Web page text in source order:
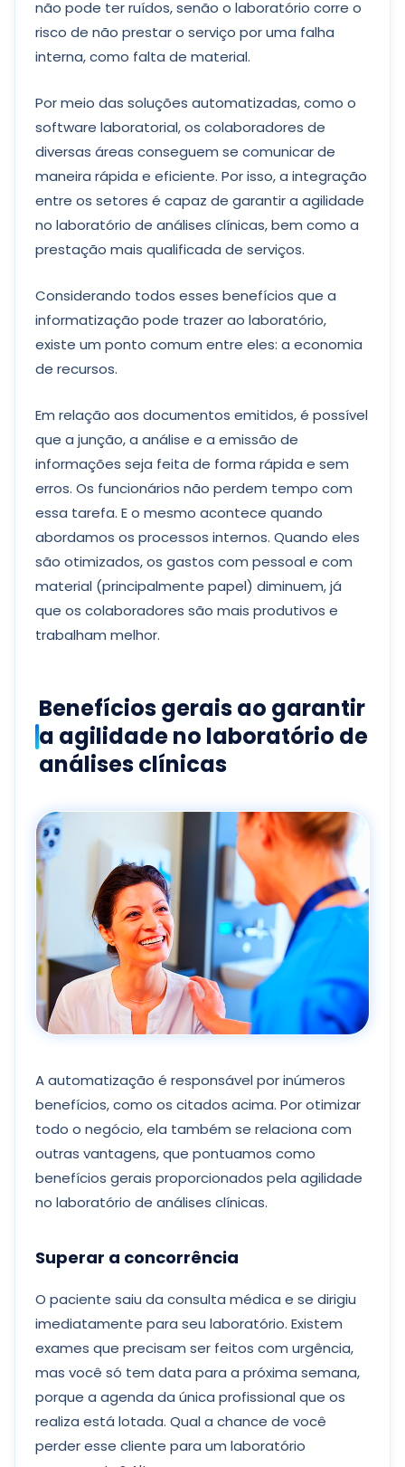
não pode ter ruídos, senão o laboratório corre o
risco de não prestar o serviço por uma falha
interna, como falta de material.
Por meio das soluções automatizadas, como o
software laboratorial, os colaboradores de
diversas áreas conseguem se comunicar de
maneira rápida e eficiente. Por isso, a integração
entre os setores é capaz de garantir a agilidade
no laboratório de análises clínicas, bem como a
prestação mais qualificada de serviços.
Considerando todos esses benefícios que a
informatização pode trazer ao laboratório,
existe um ponto comum entre eles: a economia
de recursos.
Em relação aos documentos emitidos, é possível
que a junção, a análise e a emissão de
informações seja feita de forma rápida e sem
erros. Os funcionários não perdem tempo com
essa tarefa. E o mesmo acontece quando
abordamos os processos internos. Quando eles
são otimizados, os gastos com pessoal e com
material (principalmente papel) diminuem, já
que os colaboradores são mais produtivos e
trabalham melhor.
Benefícios gerais ao garantir
a agilidade no laboratório de
análises clínicas
A automatização é responsável por inúmeros
benefícios, como os citados acima. Por otimizar
todo o negócio, ela também se relaciona com
outras vantagens, que pontuamos como
benefícios gerais proporcionados pela agilidade
no laboratório de análises clínicas.
Superar a concorrência
O paciente saiu da consulta médica e se dirigiu
imediatamente para seu laboratório. Existem
exames que precisam ser feitos com urgência,
mas você só tem data para a próxima semana,
porque a agenda da única profissional que os
realiza está lotada. Qual a chance de você
perder esse cliente para um laboratório